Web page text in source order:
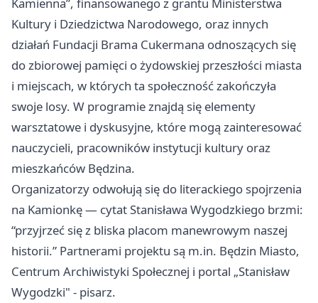
Kultury i Dziedzictwa Narodowego, oraz innych
działań Fundacji Brama Cukermana odnoszących się
do zbiorowej pamięci o żydowskiej przeszłości miasta
i miejscach, w których ta społeczność zakończyła
swoje losy. W programie znajdą się elementy
warsztatowe i dyskusyjne, które mogą zainteresować
nauczycieli, pracowników instytucji kultury oraz
mieszkańców Będzina.
Organizatorzy odwołują się do literackiego spojrzenia
na Kamionkę — cytat Stanisława Wygodzkiego brzmi:
“przyjrzeć się z bliska placom manewrowym naszej
historii.” Partnerami projektu są m.in. Będzin Miasto,
Centrum Archiwistyki Społecznej i portal „Stanisław
Wygodzki" - pisarz.